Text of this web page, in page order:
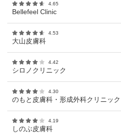
4.65
Bellefeel Clinic
4.53
大山皮膚科
4.42
シロノクリニック
4.30
のもと皮膚科・形成外科クリニック
4.19
しのぶ皮膚科